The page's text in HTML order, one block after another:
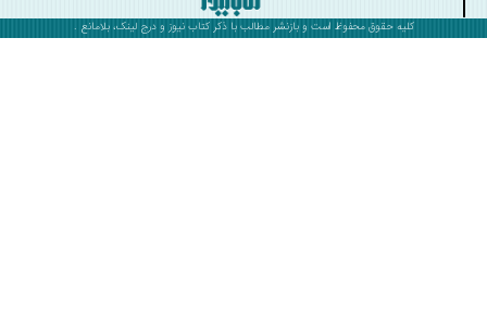
کلیه حقوق محفوظ است و بازنشر مطالب با ذکرکتاب نیوز و درج لینک، بلامانع .